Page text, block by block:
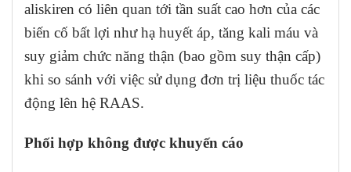
aliskiren có liên quan tới tần suất cao hơn của các
biến cố bất lợi như hạ huyết áp, tăng kali máu và
suy giảm chức năng thận (bao gồm suy thận cấp)
khi so sánh với việc sử dụng đơn trị liệu thuốc tác
động lên hệ RAAS.
Phối hợp không được khuyến cáo